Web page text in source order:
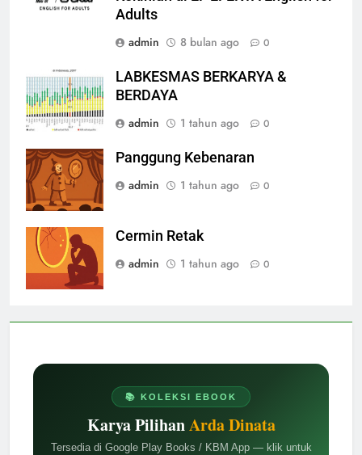
📚 KOLEKSI EBOOK
Karya PilihanArda Dinata
Tersedia di Google Play Books / KBM App — klik untuk
Adults
admin
8 bulan ago 0
LABKESMAS BERKARYA &
BERDAYA
admin
1 tahun ago 0
Panggung Kebenaran
admin
1 tahun ago 0
Cermin Retak
admin
1 tahun ago 0